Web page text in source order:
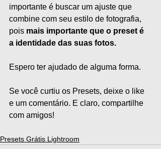
importante é buscar um ajuste que
combine com seu estilo de fotografia,
pois mais importante que o preset é
a identidade das suas fotos.
Espero ter ajudado de alguma forma.
Se você curtiu os Presets, deixe o like
e um comentário. E claro, compartilhe
com amigos!
Presets Grátis Lightroom